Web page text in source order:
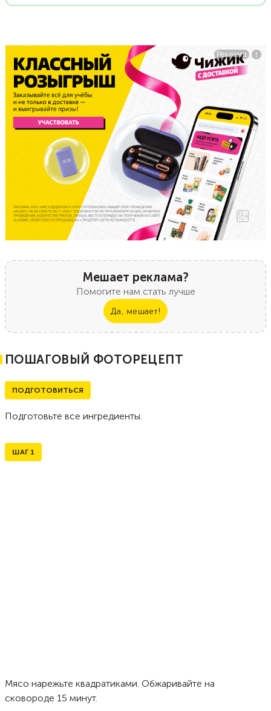
Мешает реклама?
Помогите нам стать лучше
Да, мешает!
ПОШАГОВЫЙ ФОТОРЕЦЕПТ
ПОДГОТОВИТЬСЯ
Подготовьте все ингредиенты.
ШАГ 1
Мясо нарежьте квадратиками. Обжаривайте на
сковороде 15 минут.